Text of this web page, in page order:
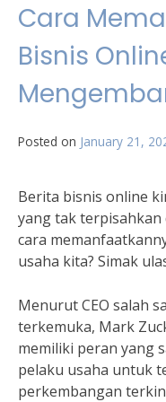
Cara
Bisnis
Posted on January 21,
Berita bisnis online
yang tak terpisahkan
cara
usaha kita? Simak
Menurut CEO salah
terkemuka, Mark
memiliki peran yang
pelaku usaha untuk
perkembangan